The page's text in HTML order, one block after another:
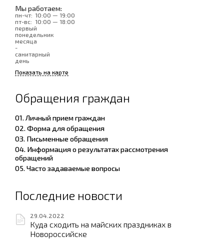
Мы работаем:
пн-чт: 10:00 — 19:00
пт-вс: 10:00 — 18:00
первый
понедельник
месяца
-
санитарный
день
Показать на карте
Обращения граждан
01. Личный прием граждан
02. Форма для обращения
03. Письменные обращения
04. Информация о результатах рассмотрения
обращений
05. Часто задаваемые вопросы
Последние новости
29.04.2022
Куда сходить на майских праздниках в
Новороссийске